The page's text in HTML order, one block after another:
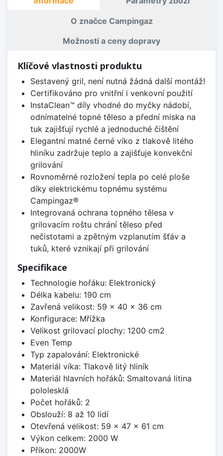
O značce Campingaz
Možnosti a ceny dopravy
Klíčové vlastnosti produktu
Sestavený gril, není nutná žádná další montáž!
Certifikováno pro vnitřní i venkovní použití
InstaClean™ díly vhodné do myčky nádobí,
odnímatelné topné těleso a přední miska na
tuk zajišťují rychlé a jednoduché čištění
Elegantní matné černé víko z tlakově litého
hliníku zadržuje teplo a zajišťuje konvekční
grilování
Rovnoměrné rozložení tepla po celé ploše
díky elektrickému topnému systému
Campingaz®
Integrovaná ochrana topného tělesa v
grilovacím roštu chrání těleso před
nečistotami a zpětným vzplanutím šťáv a
tuků, které vznikají při grilování
Specifikace
Technologie hořáku: Elektronický
Délka kabelu: 190 cm
Zavřená velikost: 59 x 40 x 36 cm
Konfigurace: Mřížka
Velikost grilovací plochy: 1200 cm2
Even Temp
Typ zapalování: Elektronické
Materiál víka: Tlakově litý hliník
Materiál hlavních hořáků: Smaltovaná litina
pololesklá
Počet hořáků: 2
Obslouží: 8 až 10 lidí
Otevřená velikost: 59 x 47 x 61 cm
Výkon celkem: 2000 W
Příkon: 2000W